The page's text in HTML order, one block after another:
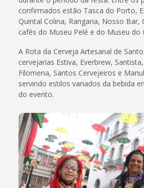
confirmados estão Tasca do Porto,
Quintal Colina, Rangaria, Nosso Bar,
cafés do Museu Pelé e do Museu do
A Rota da Cerveja Artesanal de
cervejarias Estiva, Everbrew,
Filomena, Santos Cervejeiros e
servindo estilos variados da bebida
do evento.